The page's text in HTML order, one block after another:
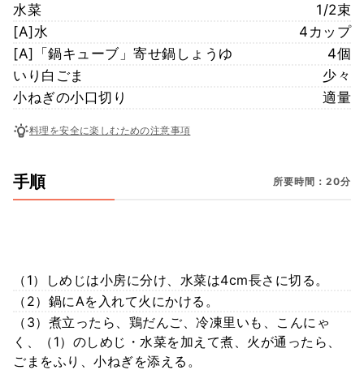
水菜
1/2束
[A]水
4カップ
[A]「鍋キューブ」寄せ鍋しょうゆ
4個
いり白ごま
少々
小ねぎの小口切り
適量
料理を安全に楽しむための注意事項
手順 所要時間：20分
（1）しめじは小房に分け、水菜は4cm長さに切る。
（2）鍋にAを入れて火にかける。
（3）煮立ったら、鶏だんご、冷凍里いも、こんにゃ
く、（1）のしめじ・水菜を加えて煮、火が通ったら、
ごまをふり、小ねぎを添える。